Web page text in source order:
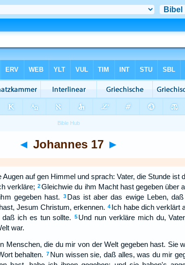
◄ Johannes 17 ►
auf gen Himmel und sprach: Vater, die Stunde ist
verkläre; 2Gleichwie du ihm Macht hast gegeben über
gegeben hast.
3 Das ist aber das ewige Leben,
Jesum Christum, erkennen. 4 Ich habe dich verklärt
ich es tun sollte.
5 Und nun verkläre mich du,
war.
Menschen, die du mir von der Welt gegeben hast. Sie
behalten. 7 Nun wissen sie, daß alles, was du mir